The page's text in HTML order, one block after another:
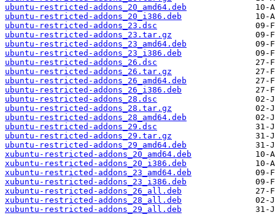
ubuntu-restricted-addons_20_amd64.deb
ubuntu-restricted-addons_20_i386.deb
ubuntu-restricted-addons_23.dsc
ubuntu-restricted-addons_23.tar.gz
ubuntu-restricted-addons_23_amd64.deb
ubuntu-restricted-addons_23_i386.deb
ubuntu-restricted-addons_26.dsc
ubuntu-restricted-addons_26.tar.gz
ubuntu-restricted-addons_26_amd64.deb
ubuntu-restricted-addons_26_i386.deb
ubuntu-restricted-addons_28.dsc
ubuntu-restricted-addons_28.tar.gz
ubuntu-restricted-addons_28_amd64.deb
ubuntu-restricted-addons_29.dsc
ubuntu-restricted-addons_29.tar.gz
ubuntu-restricted-addons_29_amd64.deb
xubuntu-restricted-addons_20_amd64.deb
xubuntu-restricted-addons_20_i386.deb
xubuntu-restricted-addons_23_amd64.deb
xubuntu-restricted-addons_23_i386.deb
xubuntu-restricted-addons_26_all.deb
xubuntu-restricted-addons_28_all.deb
xubuntu-restricted-addons_29_all.deb